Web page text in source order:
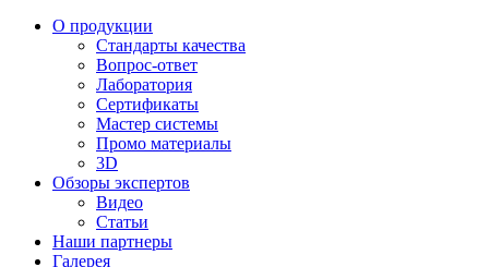
О продукции
Стандарты качества
Вопрос-ответ
Лаборатория
Сертификаты
Мастер системы
Промо материалы
3D
Обзоры экспертов
Видео
Статьи
Наши партнеры
Галерея